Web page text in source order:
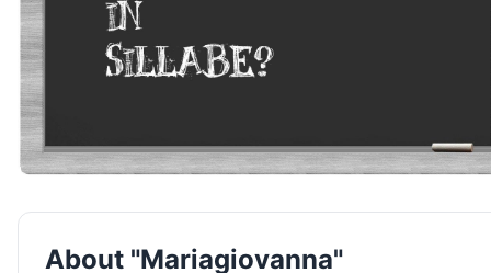
About "Mariagiovanna"